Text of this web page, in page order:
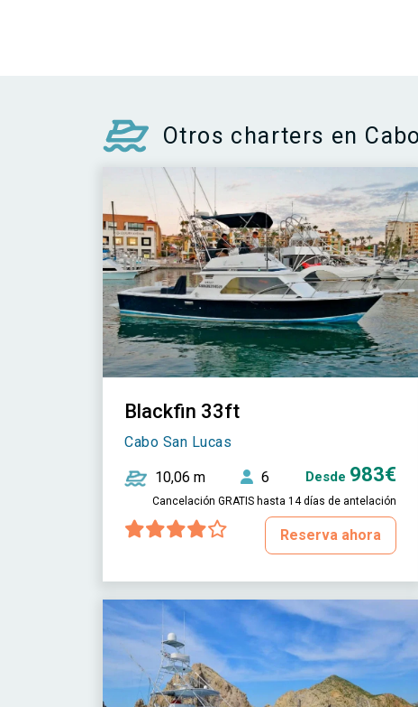
Otros charters en
Blackfin 33ft
Cabo San Lucas
10,06 m 6 Desde 983€
Cancelación GRATIS hasta 14 días de antelación
Reserva ahora